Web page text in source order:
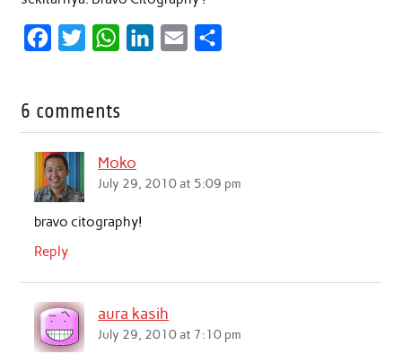
e
o
o
k
t
W
t
A
p
6 comments
Moko
July 29, 2010 at 5:09 pm
bravo citography!
Reply
aura kasih
July 29, 2010 at 7:10 pm